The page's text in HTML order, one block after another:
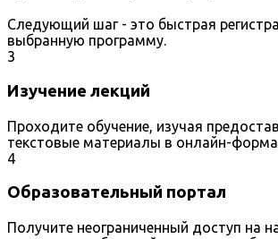
Следующий шаг - это быстрая
выбранную программу.
3
Изучение лекций
Проходите обучение, изучая
текстовые материалы в онлайн-
4
Образовательный портал
Получите неограниченный доступ на